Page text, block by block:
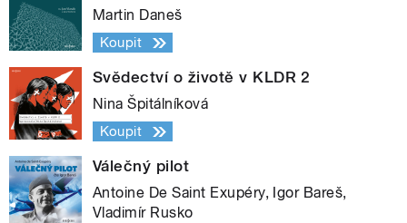
Martin Daneš
Koupit
Svědectví o životě v KLDR 2
Nina Špitálníková
Koupit
Válečný pilot
Antoine De Saint Exupéry, Igor Bareš,
Vladimír Rusko